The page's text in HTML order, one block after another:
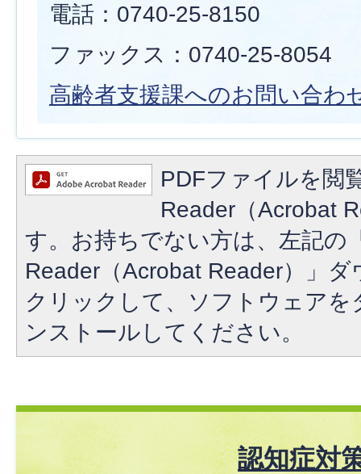
電話：0740-25-8150
ファックス：0740-25-8054
高齢者支援課へのお問い合わ
PDFファイルを閲
Reader（Acrobat
す。お持ちでない方は、左記の
Reader（Acrobat Reader）」
クリックして、ソフトウェア
ンストールしてください。
認知症対